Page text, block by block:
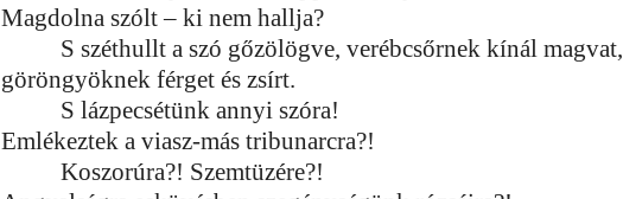
Magdolna szólt – ki nem hallja?
S széthullt a szó gőzölögve, verébcsőrnek kínál magvat,
göröngyöknek férget és zsírt.
S lázpecsétünk annyi szóra!
Emlékeztek a viasz-más tribunarcra?!
Koszorúra?! Szemtüzére?!